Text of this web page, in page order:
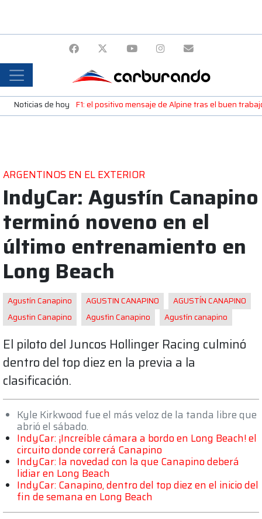
Noticias de hoy F1: el positivo mensaje de Alpine tras el buen
ARGENTINOS EN EL EXTERIOR
IndyCar: Agustín Canapino
terminó noveno en el
último entrenamiento en
Long Beach
Agustín Canapino AGUSTIN CANAPINO
AGUSTÍN CANAPINO
Agustin Canapino
Agustìn Canapino Agustín canapino
El piloto del Juncos Hollinger Racing culminó
dentro del top diez en la previa a la
clasificación.
Kyle Kirkwood fue el más veloz de la tanda libre que
abrió el sábado.
IndyCar: ¡Increíble cámara a bordo en Long Beach! el
circuito donde correrá Canapino
IndyCar: la novedad con la que Canapino deberá
lidiar en Long Beach
IndyCar: Canapino, dentro del top diez en el inicio del
fin de semana en Long Beach